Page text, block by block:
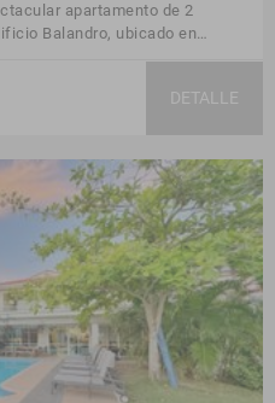
apartamento de 2
Balandro, ubicado en…
DETALLE